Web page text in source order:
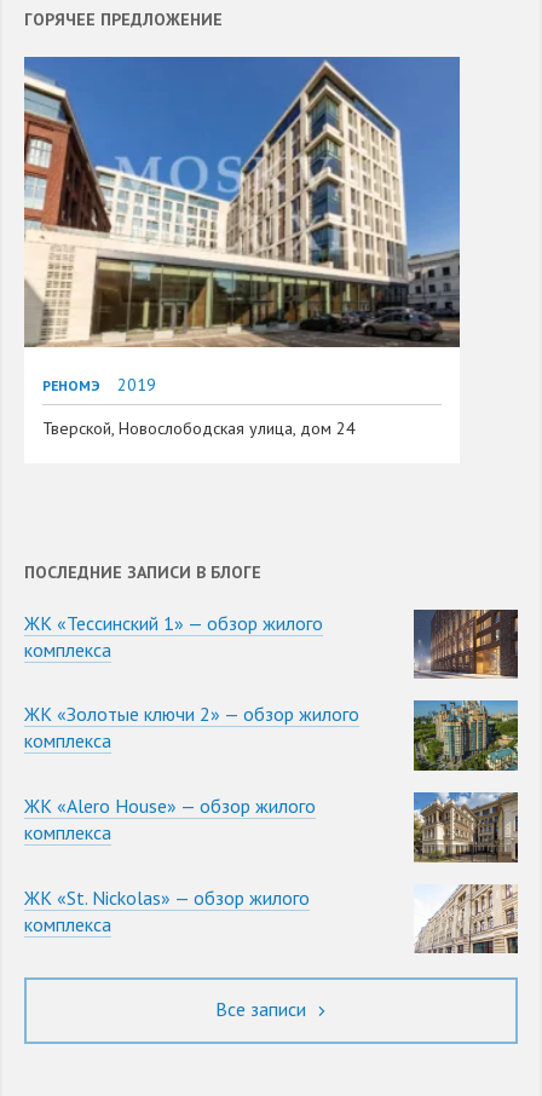
ГОРЯЧЕЕ ПРЕДЛОЖЕНИЕ
РЕНОМЭ
2019
Тверской, Новослободская улица, дом 24
ПОСЛЕДНИЕ ЗАПИСИ В БЛОГЕ
ЖК «Тессинский 1» — обзор жилого
комплекса
ЖК «Золотые ключи 2» — обзор жилого
комплекса
ЖК «Alero House» — обзор жилого
комплекса
ЖК «St. Nickolas» — обзор жилого
комплекса
Все записи